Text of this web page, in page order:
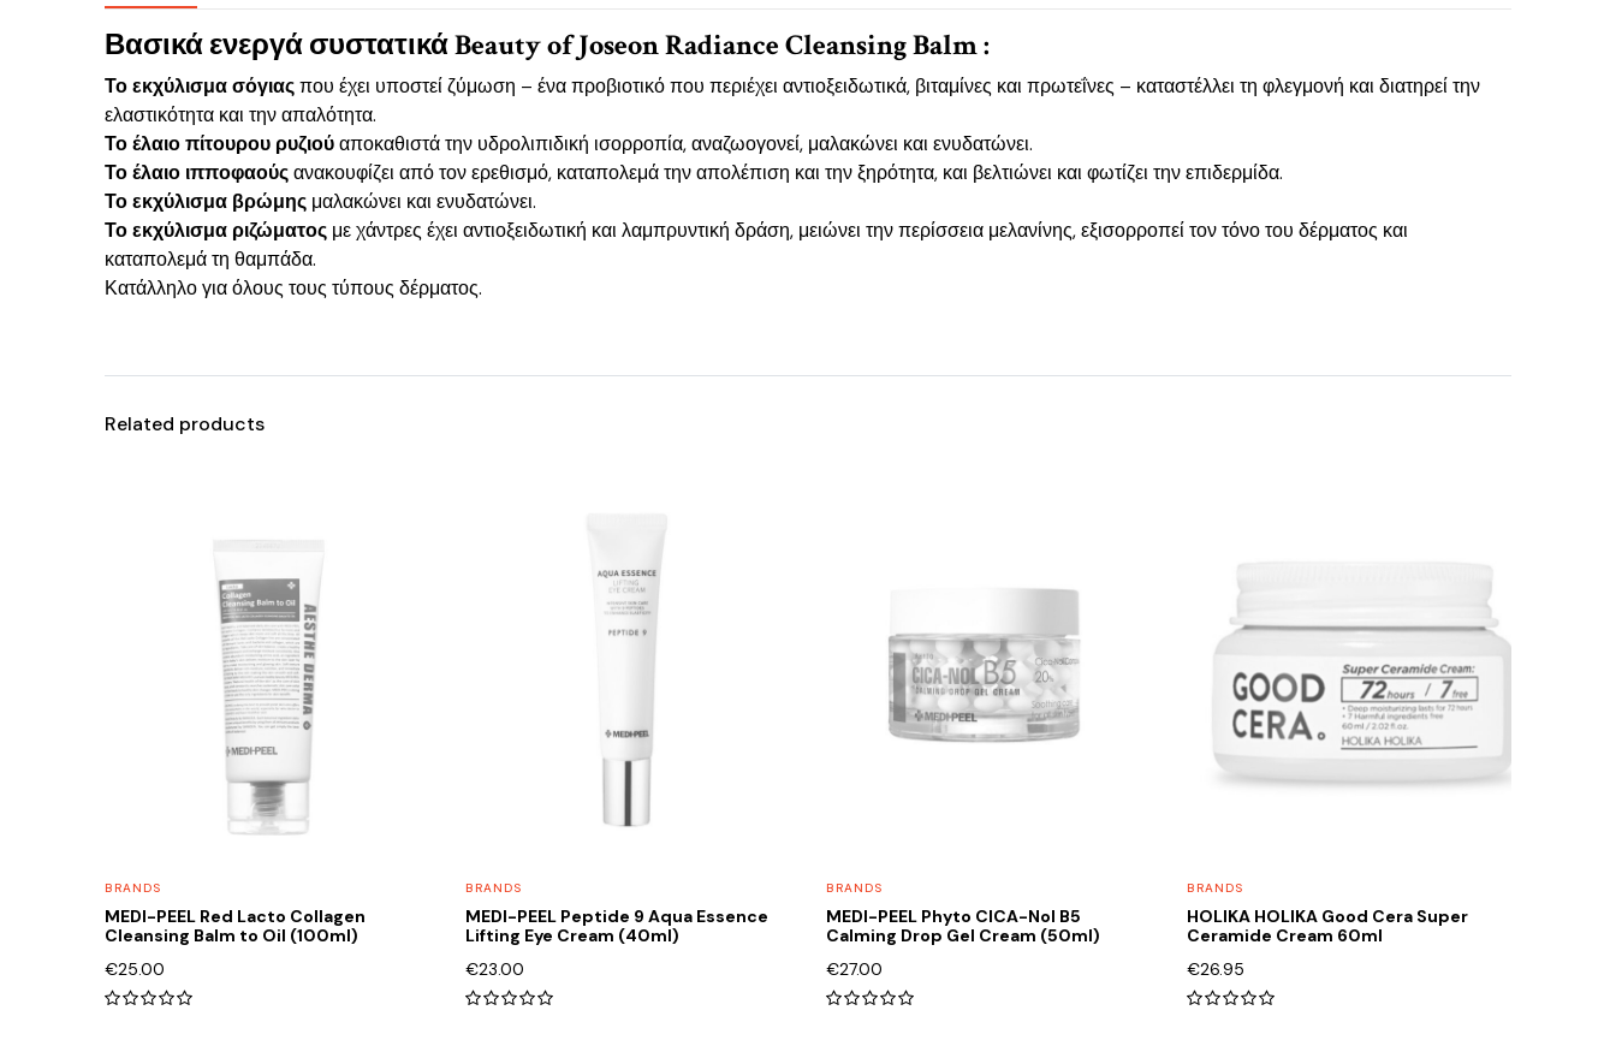
Βασικά ενεργά συστατικά Beauty of Joseon Radiance Cleansing Balm :
Το εκχύλισμα σόγιαςπου έχει υποστεί ζύμωση – ένα προβιοτικό που περιέχει αντιοξειδωτικά, βιταμίνες και πρωτεΐνες – καταστέλλει τη φλεγμονή και διατηρεί την
ελαστικότητα και την απαλότητα.
Το έλαιο πίτουρου ρυζιούαποκαθιστά την υδρολιπιδική ισορροπία, αναζωογονεί, μαλακώνει και ενυδατώνει.
Το έλαιο ιπποφαούςανακουφίζει από τον ερεθισμό, καταπολεμά την απολέπιση και την ξηρότητα, και βελτιώνει και φωτίζει την επιδερμίδα.
Το εκχύλισμα βρώμης μαλακώνει και ενυδατώνει.
Το εκχύλισμα ριζώματος με χάντρες έχει αντιοξειδωτική και λαμπρυντική δράση, μειώνει την περίσσεια μελανίνης, εξισορροπεί τον τόνο του δέρματος και
καταπολεμά τη θαμπάδα.
Κατάλληλο για όλους τους τύπους δέρματος.
Related products
BRANDS
MEDI-PEEL Red Lacto Collagen
Cleansing Balm to Oil (100ml)
€25.00
BRANDS
MEDI-PEEL Peptide 9 Aqua Essence
Lifting Eye Cream (40ml)
€23.00
BRANDS
MEDI-PEEL Phyto CICA-Nol B5
Calming Drop Gel Cream (50ml)
€27.00
BRANDS
HOLIKA HOLIKA Good Cera Super
Ceramide Cream 60ml
€26.95